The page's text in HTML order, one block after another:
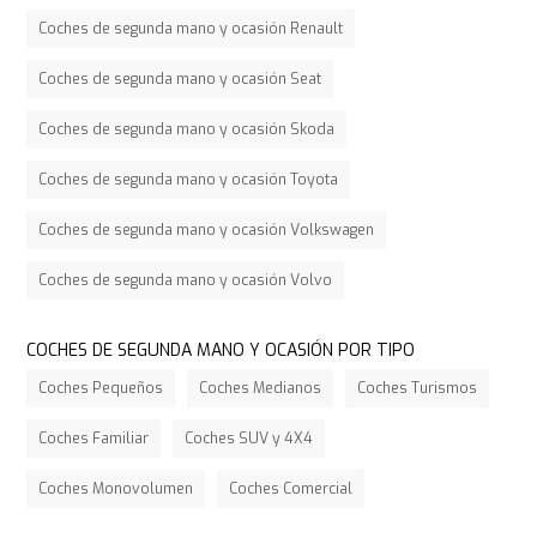
Coches de segunda mano y ocasión Renault
Coches de segunda mano y ocasión Seat
Coches de segunda mano y ocasión Skoda
Coches de segunda mano y ocasión Toyota
Coches de segunda mano y ocasión Volkswagen
Coches de segunda mano y ocasión Volvo
COCHES DE SEGUNDA MANO Y OCASIÓN POR TIPO
Coches Pequeños Coches Medianos Coches Turismos
Coches Familiar Coches SUV y 4X4
Coches Monovolumen Coches Comercial